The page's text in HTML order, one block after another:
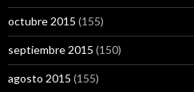
octubre 2015 (155)
septiembre 2015 (150)
agosto 2015 (155)